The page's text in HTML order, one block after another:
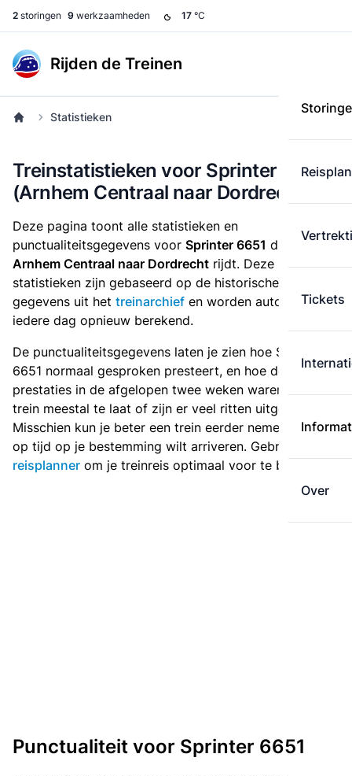
2 storingen 9 werkzaamheden 17 °C
Rijden de Treinen
Tickets
Over
Statistieken
Treinstatistieken voor Sprinter 6651
(Arnhem Centraal naar Dordrecht)
Deze pagina toont alle statistieken en
punctualiteitsgegevens voor Sprinter 6651 die
van
Arnhem Centraal naar Dordrecht rijdt. Deze
statistieken zijn gebaseerd op de historische
gegevens uit het treinarchief en worden automatisch
iedere dag opnieuw berekend.
De punctualiteitsgegevens laten je zien hoe Sprinter
6651 normaal gesproken presteert, en hoe de
prestaties in de afgelopen twee weken waren. Is deze
trein meestal te laat of zijn er veel ritten uitgevallen?
Misschien kun je beter een trein eerder nemen als je
op tijd op je bestemming wilt arriveren. Gebruik de
reisplanner om je treinreis optimaal voor te bereiden.
Punctualiteit voor Sprinter 6651